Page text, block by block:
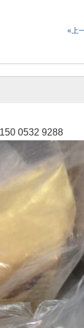
«上
0532 9288